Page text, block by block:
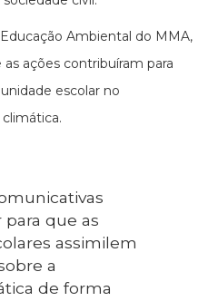
Ambiental do MMA,
ações contribuíram para
escolar no
que as
assimilem
a
de forma